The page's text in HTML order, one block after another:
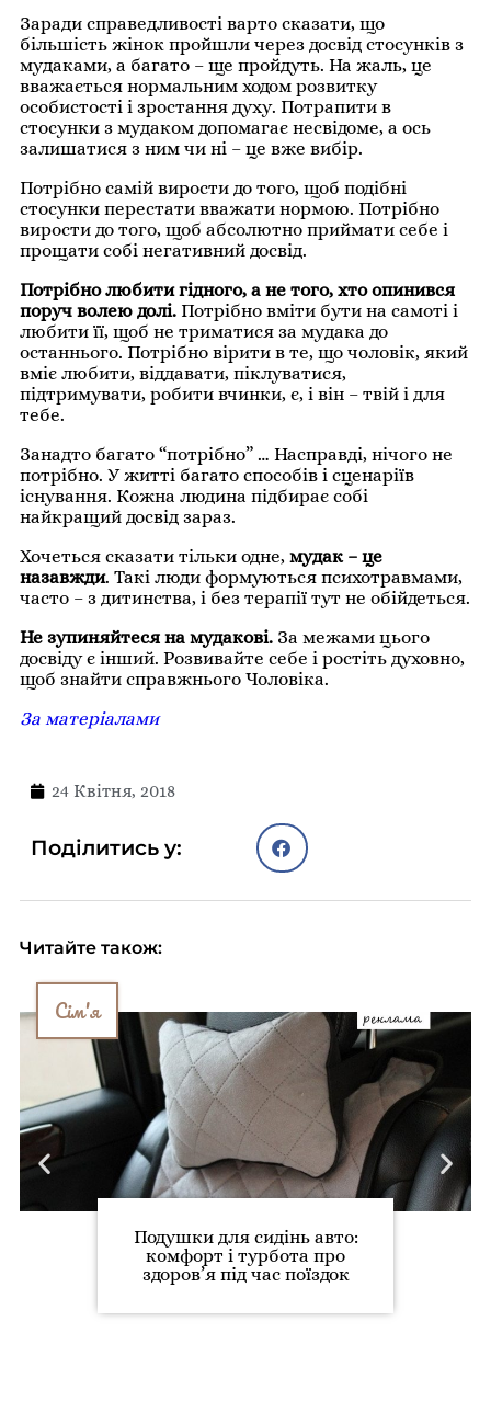
Заради справедливості варто сказати, що
більшість жінок пройшли через досвід стосунків з
мудаками, а багато – ще пройдуть. На жаль, це
вважається нормальним ходом розвитку
особистості і зростання духу. Потрапити в
стосунки з мудаком допомагає несвідоме, а ось
залишатися з ним чи ні – це вже вибір.
Потрібно самій вирости до того, щоб подібні
стосунки перестати вважати нормою. Потрібно
вирости до того, щоб абсолютно приймати себе і
прощати собі негативний досвід.
Потрібно любити гідного, а не того, хто опинився
поруч волею долі. Потрібно вміти бути на самоті і
любити її, щоб не триматися за мудака до
останнього. Потрібно вірити в те, що чоловік, який
вміє любити, віддавати, піклуватися,
підтримувати, робити вчинки, є, і він – твій і для
тебе.
Занадто багато “потрібно” … Насправді, нічого не
потрібно. У житті багато способів і сценаріїв
існування. Кожна людина підбирає собі
найкращий досвід зараз.
Хочеться сказати тільки одне, мудак – це
назавжди. Такі люди формуються психотравмами,
часто – з дитинства, і без терапії тут не обійдеться.
Не зупиняйтеся на мудакові. За межами цього
досвіду є інший. Розвивайте себе і ростіть духовно,
щоб знайти справжнього Чоловіка.
За матеріалами
24 Квітня, 2018
Поділитись у:
Читайте також:
Сім'я
Подушки для сидінь авто:
комфорт і турбота про
здоров’я під час поїздок